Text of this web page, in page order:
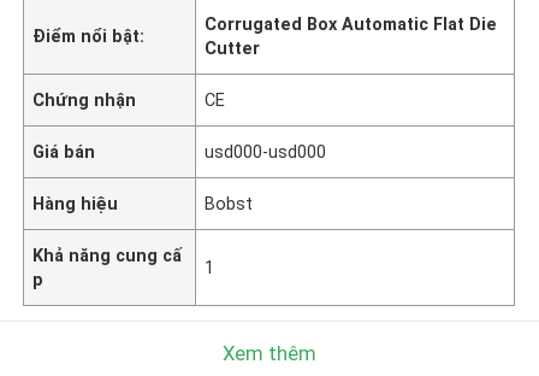
Điểm nổi bật:
Corrugated Box Automatic Flat Die
Cutter
Chứng nhận CE
Giá bán usd000-usd000
Hàng hiệu Bobst
Khả năng cung cấ
p
1
Xem thêm